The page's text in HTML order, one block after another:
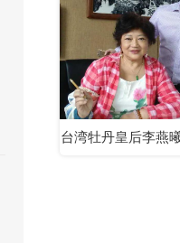
台湾牡丹皇后李燕